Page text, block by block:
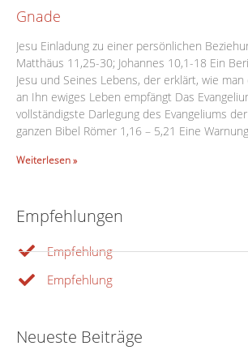
Gnade
Jesu Einladung zu einer persönlichen
Matthäus 11,25-30; Johannes 10,1-18 Ein
Jesu und Seines Lebens, der erklärt, wie
an Ihn ewiges Leben empfängt Das
vollständigste Darlegung des Evangeliums
ganzen Bibel Römer 1,16 – 5,21 Eine
Weiterlesen »
Empfehlungen
Empfehlung
Empfehlung
Neueste Beiträge